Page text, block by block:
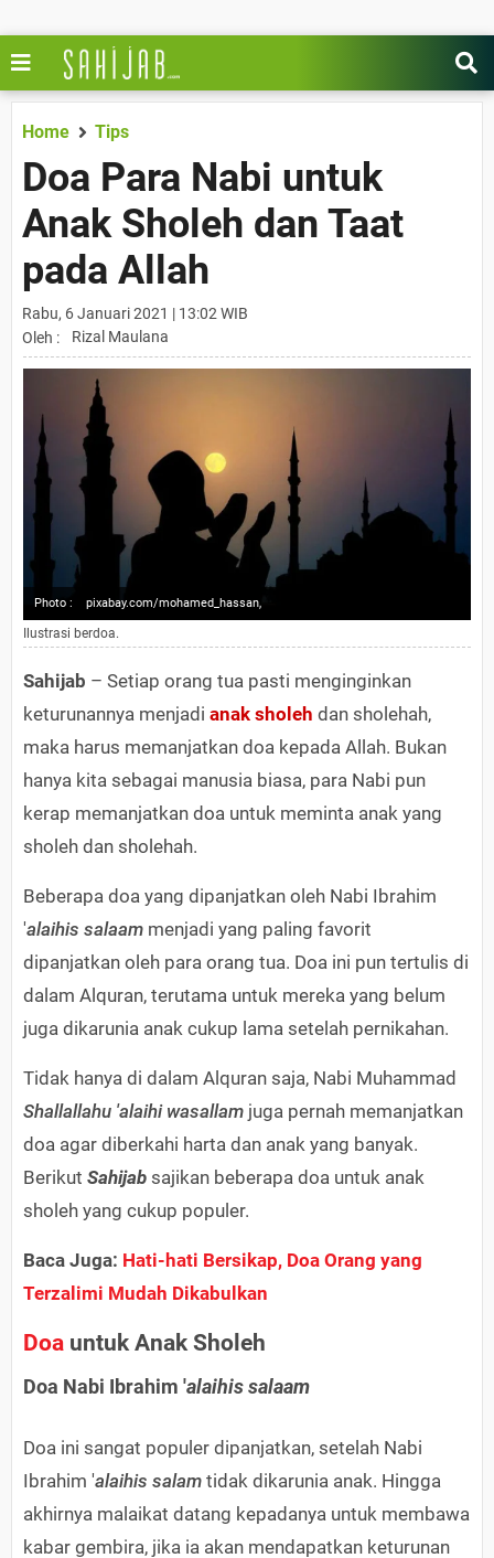
Home Tips
Doa Para Nabi untuk
Anak Sholeh dan Taat
pada Allah
Rabu, 6 Januari 2021 | 13:02 WIB
Oleh :
Rizal Maulana
Photo : pixabay.com/mohamed_hassan,
Ilustrasi berdoa.
Sahijab – Setiap orang tua pasti menginginkan
keturunannya menjadi anak sholeh dan sholehah,
maka harus memanjatkan doa kepada Allah. Bukan
hanya kita sebagai manusia biasa, para Nabi pun
kerap memanjatkan doa untuk meminta anak yang
sholeh dan sholehah.
Beberapa doa yang dipanjatkan oleh Nabi Ibrahim
'alaihis salaam menjadi yang paling favorit
dipanjatkan oleh para orang tua. Doa ini pun tertulis di
dalam Alquran, terutama untuk mereka yang belum
juga dikarunia anak cukup lama setelah pernikahan.
Tidak hanya di dalam Alquran saja, Nabi Muhammad
Shallallahu 'alaihi wasallam juga pernah memanjatkan
doa agar diberkahi harta dan anak yang banyak.
Berikut Sahijab sajikan beberapa doa untuk anak
sholeh yang cukup populer.
Baca Juga: Hati-hati Bersikap, Doa Orang yang
Terzalimi Mudah Dikabulkan
Doa untuk Anak Sholeh
Doa Nabi Ibrahim 'alaihis salaam
Doa ini sangat populer dipanjatkan, setelah Nabi
Ibrahim 'alaihis salam tidak dikarunia anak. Hingga
akhirnya malaikat datang kepadanya untuk membawa
kabar gembira, jika ia akan mendapatkan keturunan